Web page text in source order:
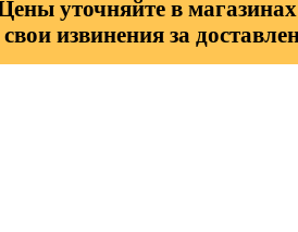
уточняйте в
извинения за